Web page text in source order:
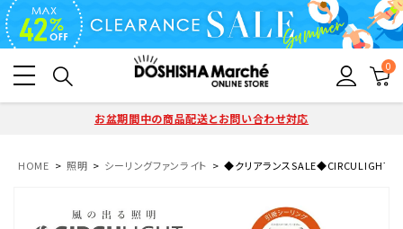
0
お盆期間中の商品配送とお問い合わせ対応
HOME 照明 シーリングファンライト ◆クリアランスSALE◆CIRCULIGHT(サ